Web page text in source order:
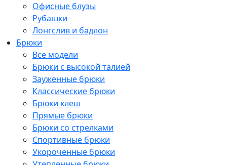
Офисные блузы
Рубашки
Лонгслив и бадлон
Брюки
Все модели
Брюки с высокой талией
Зауженные брюки
Классические брюки
Брюки клеш
Прямые брюки
Брюки со стрелками
Спортивные брюки
Укороченные брюки